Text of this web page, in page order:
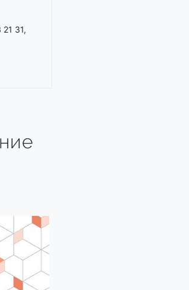
31,